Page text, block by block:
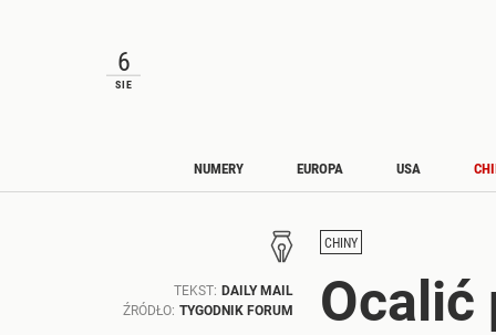
6
SIE
NUMERY EUROPA USA
TEKST: DAILY MAIL
ŹRÓDŁO: TYGODNIK FORUM
CHINY
Ocalić